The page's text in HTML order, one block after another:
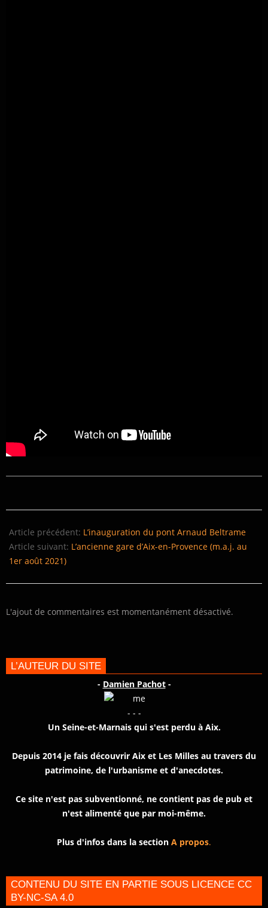
07-
25
Article précédent: L’inauguration du pont Arnaud Beltrame
Article suivant: L’ancienne gare d’Aix-en-Provence (m.a.j. au
1er août 2021)
L'ajout de commentaires est momentanément désactivé.
L’AUTEUR DU SITE
- Damien Pachot-
- - -
Un Seine-et-Marnais qui s'est perdu à Aix.
Depuis 2014 je fais découvrir Aix et Les Milles au travers du
patrimoine, de l'urbanisme et d'anecdotes.
Ce site n'est pas subventionné, ne contient pas de pub et
n'est alimenté que par moi-même.
Plus d'infos dans la section A propos.
CONTENU DU SITE EN PARTIE SOUS LICENCE CC
BY-NC-SA 4.0